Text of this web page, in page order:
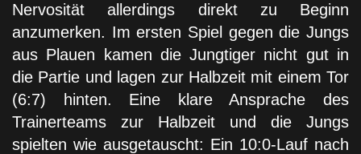
Nervosität allerdings direkt zu Beginn
anzumerken. Im ersten Spiel gegen die Jungs
aus Plauen kamen die Jungtiger nicht gut in
die Partie und lagen zur Halbzeit mit einem Tor
(6:7) hinten. Eine klare Ansprache des
Trainerteams zur Halbzeit und die Jungs
spielten wie ausgetauscht: Ein 10:0-Lauf nach